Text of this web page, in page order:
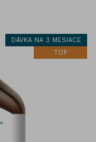
DÁVKA NA 3 MESIACE
TOP